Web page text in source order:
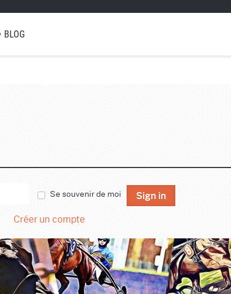
BLOG
Se souvenir de moi Sign in
Créer un compte